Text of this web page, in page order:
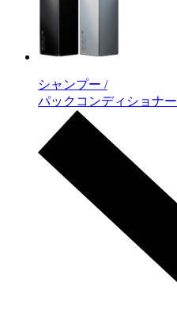
シャンプー /
パックコンディショナー